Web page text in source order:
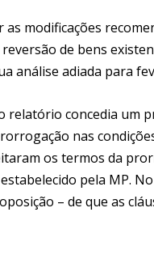
modificações
de bens
análise adiada para
relatório concedia um
nas
os termos da
pela MP.
– de que as